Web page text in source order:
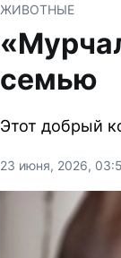
ЖИВОТНЫЕ
семью
Этот добрый
23 июня, 2026,